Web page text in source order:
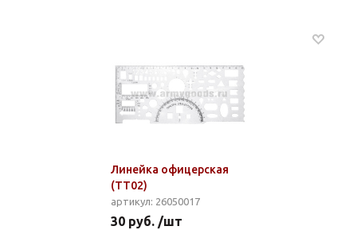
Линейка офицерская
(ТТ02)
артикул: 26050017
30 руб. /шт